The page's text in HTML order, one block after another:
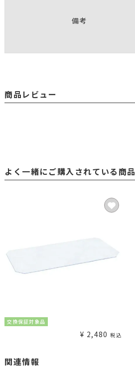
備考
商品レビュー
よく一緒にご購入されている商品
交換保証対象品
¥ 2,480 税込
関連情報